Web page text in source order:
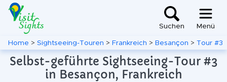
Suchen Menü
Home > Sightseeing-Touren > Frankreich > Besançon > Tour #3
Selbst-geführte Sightseeing-Tour #3
in Besançon, Frankreich